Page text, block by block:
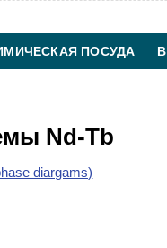
ПОСУДА
Nd-Tb
diargams)